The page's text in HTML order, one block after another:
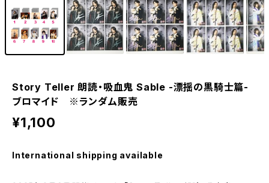
Story Teller 朗読・吸血鬼 Sable -漂揺の黒騎士篇-
ブロマイド ※ランダム販売
¥1,100
International shipping available